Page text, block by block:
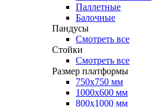
Паллетные
Балочные
Пандусы
Смотреть все
Стойки
Смотреть все
Размер платформы
750х750 мм
1000х600 мм
800х1000 мм